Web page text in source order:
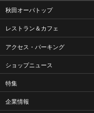
秋田オーパトップ
レストラン＆カフェ
アクセス・パーキング
ショップニュース
特集
企業情報